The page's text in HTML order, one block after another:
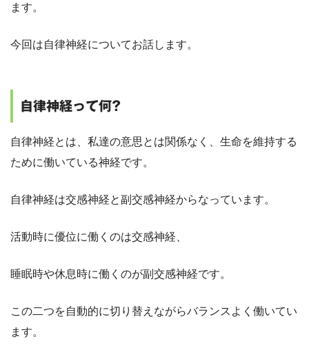
ます。
今回は自律神経についてお話します。
自律神経って何?
自律神経とは、私達の意思とは関係なく、生命を維持する
ために働いている神経です。
自律神経は交感神経と副交感神経からなっています。
活動時に優位に働くのは交感神経、
睡眠時や休息時に働くのが副交感神経です。
この二つを自動的に切り替えながらバランスよく働いてい
ます。